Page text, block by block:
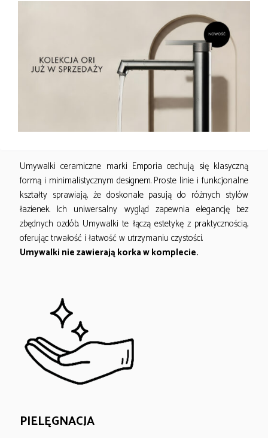
Umywalki ceramiczne marki Emporia cechują się klasyczną
formą i minimalistycznym designem. Proste linie i funkcjonalne
kształty sprawiają, że doskonale pasują do różnych stylów
łazienek. Ich uniwersalny wygląd zapewnia elegancję bez
zbędnych ozdób. Umywalki te łączą estetykę z praktycznością,
oferując trwałość i łatwość w utrzymaniu czystości.
Umywalki nie zawierają korka w komplecie.
PIELĘGNACJA